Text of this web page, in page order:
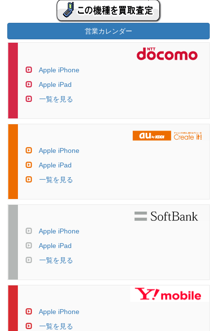
営業カレンダー
Apple iPhone
Apple iPad
一覧を見る
Apple iPhone
Apple iPad
一覧を見る
Apple iPhone
Apple iPad
一覧を見る
Apple iPhone
一覧を見る